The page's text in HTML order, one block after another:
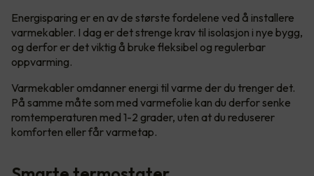
Energisparing er en av de største fordelene ved å installere
varmekabler. I dag er det strenge krav til isolasjon i nye bygg,
og derfor er det viktig å bruke fleksibel og regulerbar
oppvarming.
Varmekabler omdanner energi til varme der du trenger det.
På samme måte som med varmefolie kan du derfor senke
romtemperaturen med 1-2 grader, uten at du reduserer
komforten eller får varmetap.